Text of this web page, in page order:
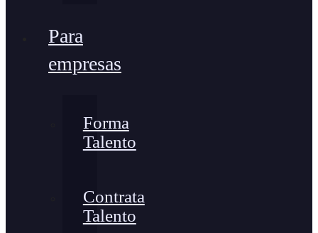
Para
empresas
Forma
Talento
Contrata
Talento